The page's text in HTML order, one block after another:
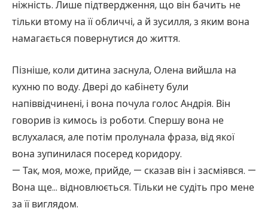
ніжність. Лише підтвердження, що він бачить не
тільки втому на її обличчі, а й зусилля, з яким вона
намагається повернутися до життя.
Пізніше, коли дитина заснула, Олена вийшла на
кухню по воду. Двері до кабінету були
напіввідчинені, і вона почула голос Андрія. Він
говорив із кимось із роботи. Спершу вона не
вслухалася, але потім пролунала фраза, від якої
вона зупинилася посеред коридору.
— Так, моя, може, прийде, — сказав він і засміявся. —
Вона ще… відновлюється. Тільки не судіть про мене
за її виглядом.